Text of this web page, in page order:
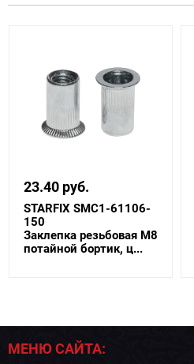
23.40 руб.
STARFIX SMC1-61106-
150
Заклепка резьбовая М8
потайной бортик, ц...
МЕНЮ САЙТА: